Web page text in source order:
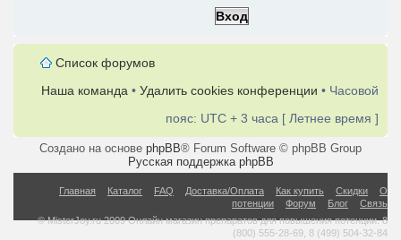
Список форумов
Наша команда • Удалить cookies конференции • Часовой
пояс: UTC + 3 часа [ Летнее время ]
Создано на основе phpBB® Forum Software © phpBB Group
Русская поддержка phpBB
Главная Каталог FAQ Доставка/Оплата Как купить Скидки
О
потенции
Форум Блог
Связь
© MisterJoy.ru 2009 Онлайн магазин препаратов для повышения потенции. 8
(800) 555-28-69, 8 (499) 504-32-84